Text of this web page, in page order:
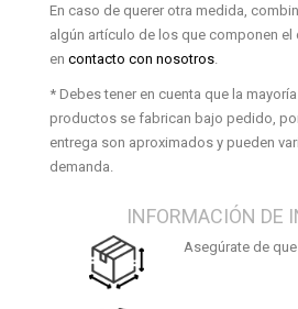
En caso de querer otra medida,
algún artículo de los que componen
en contacto con nosotros
* Debes tener en cuenta que la
productos se fabrican bajo pedido,
entrega son aproximados y pueden
demanda.
INFORMACIÓN DE
Asegúrate de